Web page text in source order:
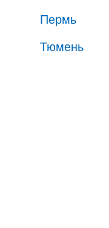
Пермь
Тюмень